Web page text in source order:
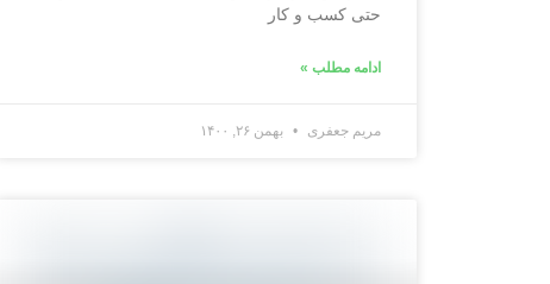
ﺣﺘﯽ ﮐﺴﺐ ﻭ ﮐﺎﺭ
ادامه مطلب »
مریم جعفری بهمن ۲۶, ۱۴۰۰